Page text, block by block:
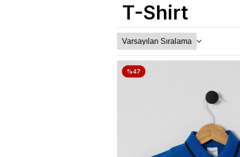
T-Shirt
%47